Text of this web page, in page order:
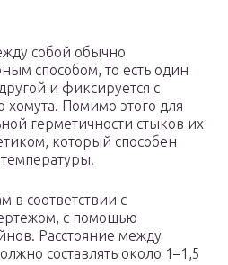
собой обычно
способом, то есть один
и фиксируется с
Помимо этого для
герметичности стыков их
который способен
в соответствии с
с помощью
Расстояние между
составлять около 1–1,5